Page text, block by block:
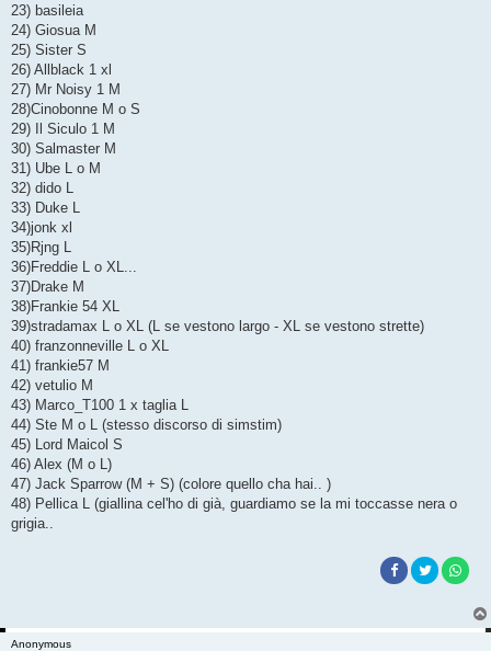
23) basileia
24) Giosua M
25) Sister S
26) Allblack 1 xl
27) Mr Noisy 1 M
28)Cinobonne M o S
29) Il Siculo 1 M
30) Salmaster M
31) Ube L o M
32) dido L
33) Duke L
34)jonk xl
35)Rjng L
36)Freddie L o XL...
37)Drake M
38)Frankie 54 XL
39)stradamax L o XL (L se vestono largo - XL se vestono strette)
40) franzonneville L o XL
41) frankie57 M
42) vetulio M
43) Marco_T100 1 x taglia L
44) Ste M o L (stesso discorso di simstim)
45) Lord Maicol S
46) Alex (M o L)
47) Jack Sparrow (M + S) (colore quello cha hai.. )
48) Pellica L (giallina cel'ho di già, guardiamo se la mi toccasse nera o
grigia..
Anonymous